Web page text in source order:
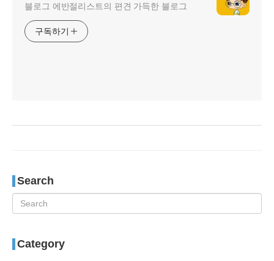
블로그 에반절리스트의 편견 가득한 블로그
구독하기
Search
Category